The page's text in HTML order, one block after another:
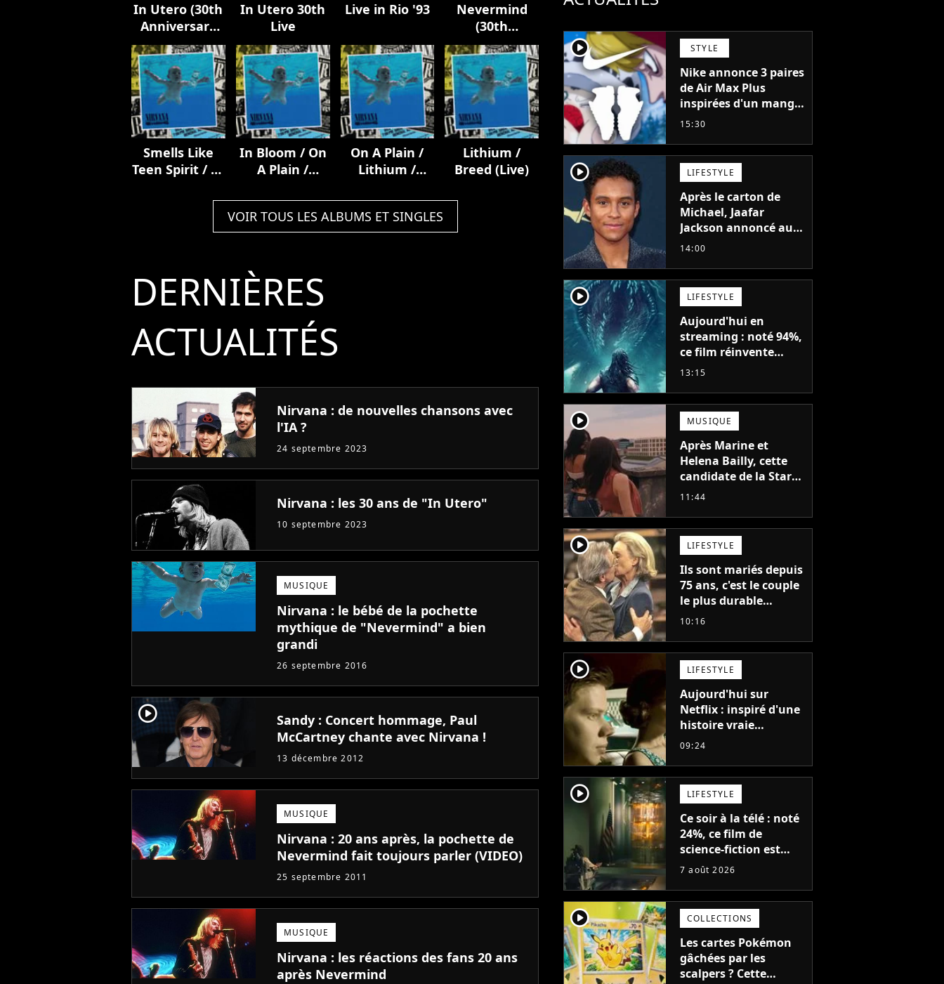
In Utero (30th
Anniversary
Super Deluxe)
In Utero 30th
Live
Live in Rio '93
Nevermind
(30th
Anniversary
Super Deluxe)
Smells Like
Teen Spirit / In
Plain / Lithium
In Bloom / On
A Plain /
Breed
On A Plain /
Lithium /
Lithium /
Breed (Live)
VOIR TOUS LES ALBUMS ET SINGLES
DERNIÈRES
ACTUALITÉS
Nirvana : de nouvelles chansons avec
l'IA ?
24 septembre 2023
Nirvana : les 30 ans de "In Utero"
10 septembre 2023
MUSIQUE
Nirvana : le bébé de la pochette
mythique de "Nevermind" a bien
grandi
26 septembre 2016
player2
Sandy : Concert hommage, Paul
McCartney chante avec Nirvana !
13 décembre 2012
MUSIQUE
Nirvana : 20 ans après, la pochette de
Nevermind fait toujours parler (VIDEO)
25 septembre 2011
MUSIQUE
Nirvana : les réactions des fans 20 ans
après Nevermind
player2 STYLE
Nike annonce 3 paires
de Air Max Plus
inspirées d'un manga
culte de 1190
tomes
15:30
player2 LIFESTYLE
Après le carton de
Michael, Jaafar
Jackson annoncé au
casting d'un film
Smith
14:00
player2 LIFESTYLE
Aujourd'hui en
streaming : noté 94%,
ce film réinvente
complètement cette
fiction vieille de 40
ans
13:15
player2 MUSIQUE
Après Marine et
Helena Bailly, cette
candidate de la Star
Academy adorée du
premier album, "C'est
tellement puissant"
11:44
player2 LIFESTYLE
Ils sont mariés depuis
75 ans, c'est le couple
le plus durable
d'Hollywood : "Nous
après jour, et les jours
se sont transformés
en décennies"
10:16
player2 LIFESTYLE
Aujourd'hui sur
Netflix : inspiré d'une
histoire vraie
glaçante, c'est l'un
21ème siècle
09:24
player2 LIFESTYLE
Ce soir à la télé : noté
24%, ce film de
science-fiction est
complètement raté,
encore pire à cause de
son acteur
7 août 2026
player2 COLLECTIONS
Les cartes Pokémon
gâchées par les
scalpers ? Cette